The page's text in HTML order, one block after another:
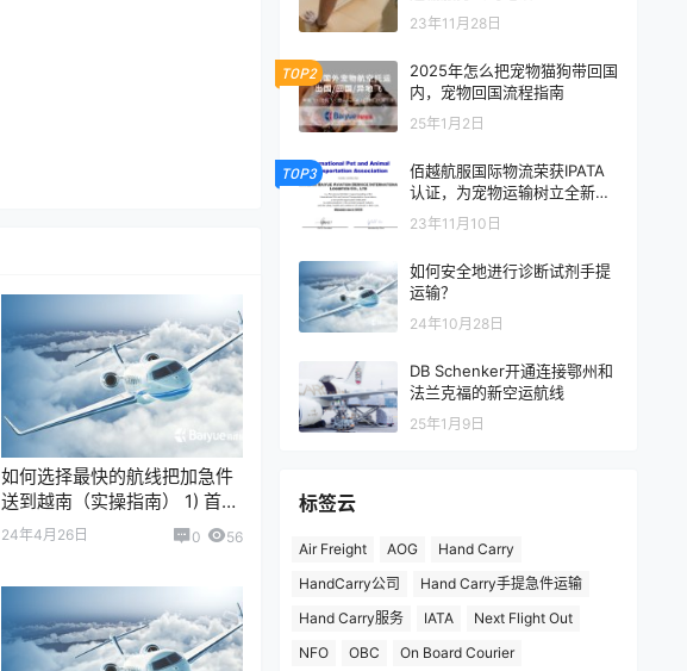
如何选择最快的航线把加急件
送到越南（实操指南） 1) 首要
原则（目标） 最短门到门时间
（不是单看飞行时间，而是整
24年4月26日 0 56
23年11月28日
TOP2
2025年怎么把宠物猫狗带回国
内，宠物回国流程指南
25年1月2日
TOP3
佰越航服国际物流荣获IPATA
认证，为宠物运输树立全新标
23年11月10日
如何安全地进行诊断试剂手提
运输？
24年10月28日
DB Schenker开通连接鄂州和
法兰克福的新空运航线
25年1月9日
标签云
Air Freight AOG
Hand Carry
HandCarry公司
Hand Carry手提急件运输
Hand Carry服务
IATA
Next Flight Out
NFO
OBC
On Board Courier